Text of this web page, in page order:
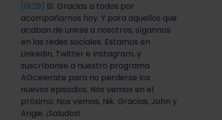
[19:29] Sí. Gracias a todos por
acompañarnos hoy. Y para aquellos que
acaban de unirse a nosotros, sígannos
en las redes sociales. Estamos en
LinkedIn, Twitter e Instagram, y
suscríbanse a nuestro programa
AGcelerate para no perderse los
nuevos episodios. Nos vemos en el
próximo. Nos vemos, Nik. Gracias, John y
Angie. ¡Saludos!